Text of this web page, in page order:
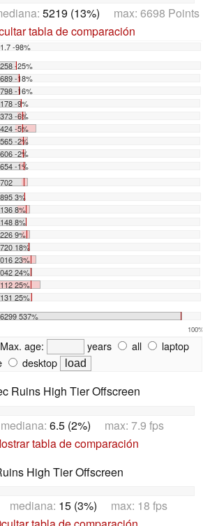
5219 (13%) max: 6698 Points
tabla de comparación
-98%
-25%
-18%
-16%
-9%
-6%
-5%
-2%
-2%
-1%
3%
8%
8%
9%
18%
23%
24%
25%
25%
537%
100%
Max. age: years all
laptop
desktop
Ruins High Tier Offscreen
6.5 (2%) max: 7.9 fps
tabla de comparación
High Tier Offscreen
mediana: 15 (3%) max: 18 fps